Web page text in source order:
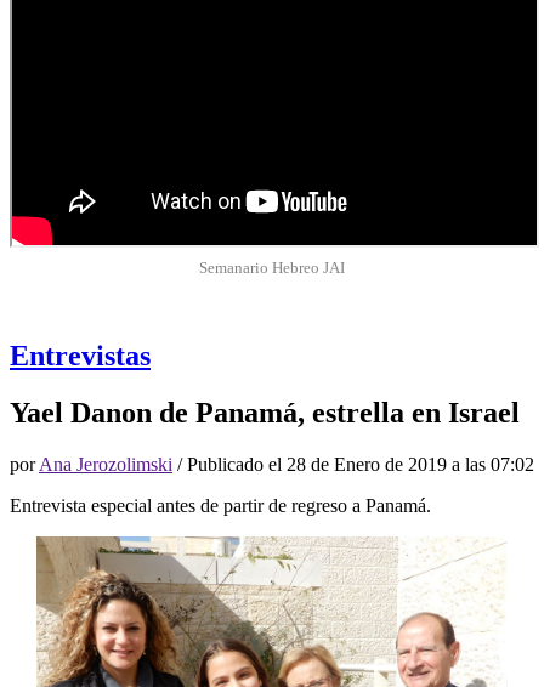
Semanario Hebreo JAI
Entrevistas
Yael Danon de Panamá, estrella en Israel
porAna Jerozolimski / Publicado el 28 de Enero de 2019 a las 07:02
Entrevista especial antes de partir de regreso a Panamá.